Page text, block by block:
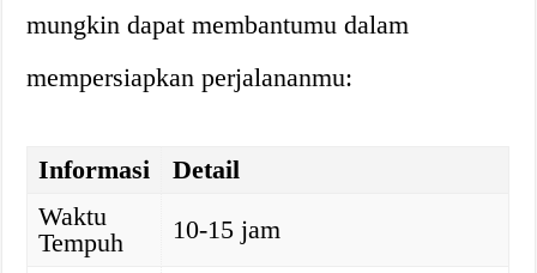
mungkin dapat membantumu dalam
mempersiapkan perjalananmu:
Informasi
Detail
Waktu
Tempuh
10-15 jam